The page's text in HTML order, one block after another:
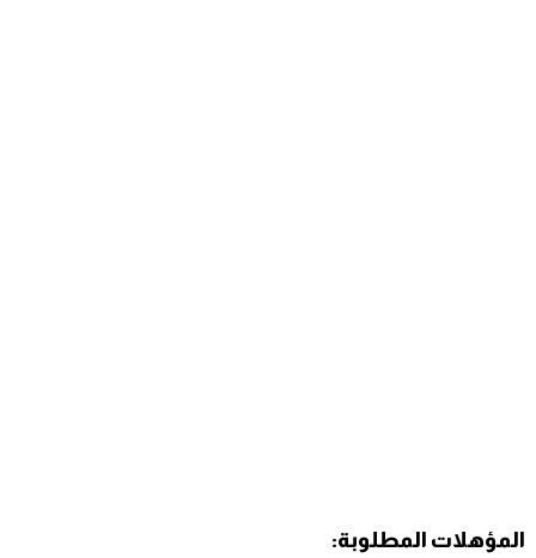
المؤهلات المطلوبة: